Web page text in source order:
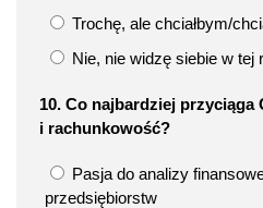
Trochę, ale chciałbym/
Nie, nie widzę siebie w tej
10. Co najbardziej przyciąga
i rachunkowość?
Pasja do analizy
przedsiębiorstw